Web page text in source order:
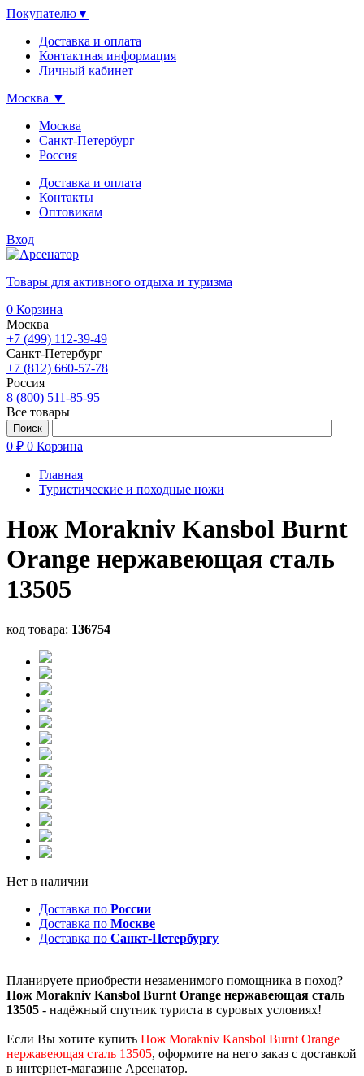
Покупателю▼
Доставка и оплата
Контактная информация
Личный кабинет
Москва ▼
Москва
Санкт-Петербург
Россия
Доставка и оплата
Контакты
Оптовикам
Вход
Товары для активного отдыха и туризма
0 Корзина
Москва
+7 (499) 112-39-49
Санкт-Петербург
+7 (812) 660-57-78
Россия
8 (800) 511-85-95
Все товары
0 ₽ 0 Корзина
Главная
Туристические и походные ножи
Нож Morakniv Kansbol Burnt
Orange нержавеющая сталь
13505
код товара: 136754
Нет в наличии
Доставка по России
Доставка по Москве
Доставка по Санкт-Петербургу
Планируете приобрести незаменимого помощника в поход?
Нож Morakniv Kansbol Burnt Orange нержавеющая сталь
13505 - надёжный спутник туриста в суровых условиях!
Если Вы хотите купить Нож Morakniv Kansbol Burnt Orange
нержавеющая сталь 13505, оформите на него заказ с доставкой
в интернет-магазине Арсенатор.